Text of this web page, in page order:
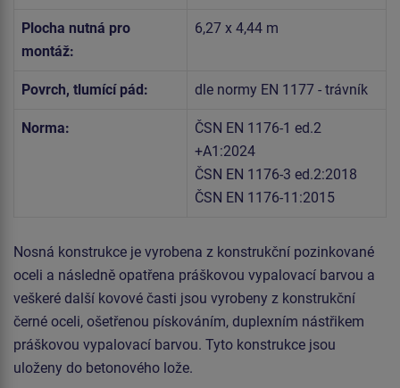
Plocha nutná pro
montáž:
6,27 x 4,44 m
Povrch, tlumící pád: dle normy EN 1177 - trávník
Norma:
ČSN EN 1176-1 ed.2
+A1:2024
ČSN EN 1176-3 ed.2:2018
ČSN EN 1176-11:2015
Nosná konstrukce je vyrobena z konstrukční pozinkované
oceli a následně opatřena práškovou vypalovací barvou a
veškeré další kovové časti jsou vyrobeny z konstrukční
černé oceli, ošetřenou pískováním, duplexním nástřikem
práškovou vypalovací barvou. Tyto konstrukce jsou
uloženy do betonového lože.